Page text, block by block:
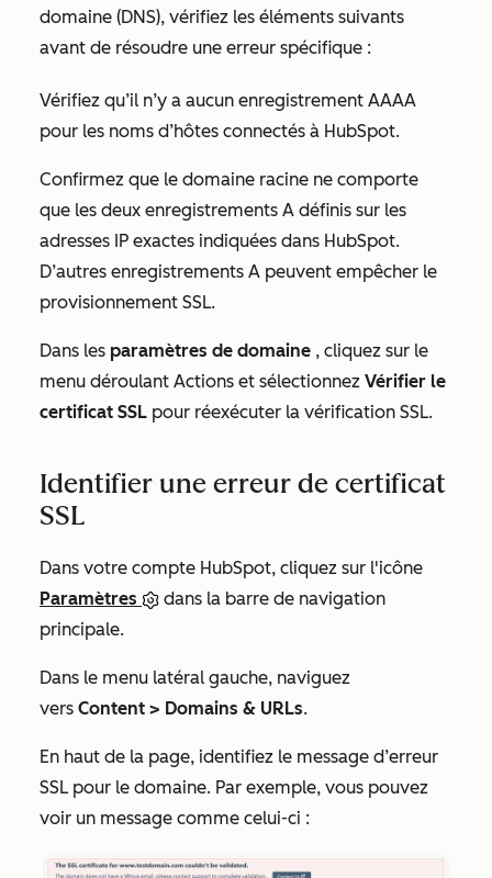
domaine (DNS), vérifiez les éléments suivants
avant de résoudre une erreur spécifique :
Vérifiez qu’il n’y a aucun enregistrement AAAA
pour les noms d’hôtes connectés à HubSpot.
Confirmez que le domaine racine ne comporte
que les deux enregistrements A définis sur les
adresses IP exactes indiquées dans HubSpot.
D’autres enregistrements A peuvent empêcher le
provisionnement SSL.
Dans les paramètres de domaine , cliquez sur le
menu déroulant Actions et sélectionnez Vérifier le
certificat SSL pour réexécuter la vérification SSL.
Identifier une erreur de certificat
SSL
Dans votre compte HubSpot, cliquez sur l'icône
Paramètres
dans la barre de navigation
principale.
Dans le menu latéral gauche, naviguez
vers Content > Domains & URLs.
En haut de la page, identifiez le message d’erreur
SSL pour le domaine. Par exemple, vous pouvez
voir un message comme celui-ci :